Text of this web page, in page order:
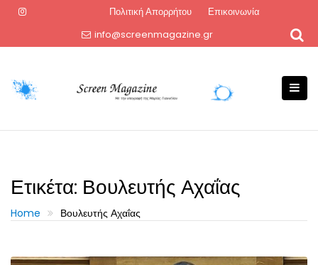
Πολιτική Απορρήτου
Επικοινωνία
info@screenmagazine.gr
Ετικέτα: Βουλευτής Αχαΐας
Home Βουλευτής Αχαΐας